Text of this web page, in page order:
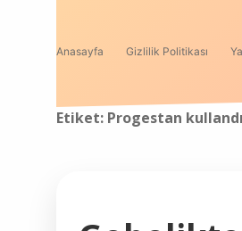
Anasayfa Gizlilik Politikası
Etiket: Progestan